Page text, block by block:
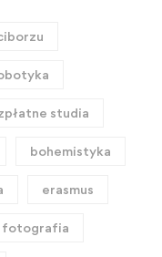
studia
bohemistyka
erasmus
fotografia